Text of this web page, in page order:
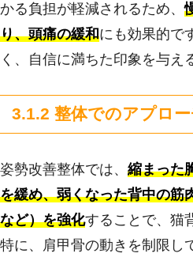
かる負担が軽減されるため、
り、頭痛の緩和にも効果的で
く、自信に満ちた印象を与え
3.1.2 整体でのアプロ
姿勢改善整体では、 縮まった
を緩め、弱くなった背中の筋
など）を強化することで、猫
特に、肩甲骨の動きを制限し